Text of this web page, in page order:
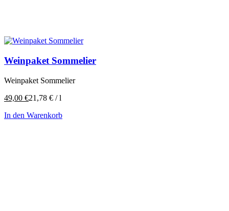
Weinpaket Sommelier
Weinpaket Sommelier
49,00 €21,78 € /l
In den Warenkorb